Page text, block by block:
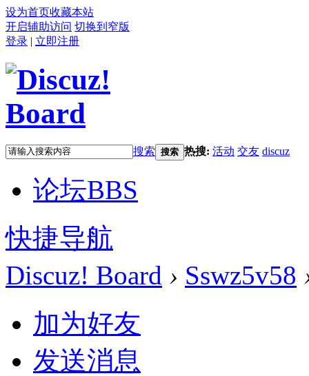
设为首页收藏本站
开启辅助访问 切换到窄版
登录 | 立即注册
搜索 搜索 热搜: 活动 交友 discuz
论坛BBS
快捷导航
Discuz! Board › Sswz5v58
加为好友
发送消息